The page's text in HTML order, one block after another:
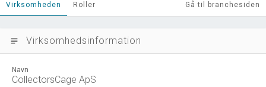
Virksomheden Roller Gå til branchesiden
subject Virksomhedsinformation
Navn
CollectorsCage ApS